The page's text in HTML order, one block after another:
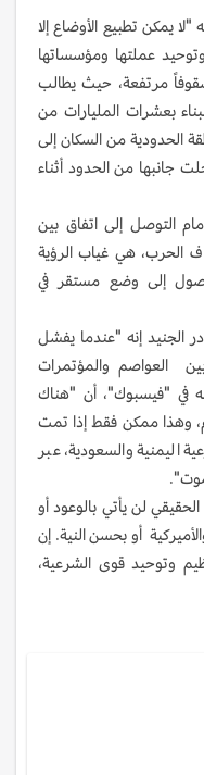
يمكن تطبيع الأوضاع إلا
عملتها ومؤسساتها
مرتفعة، حيث يطالب
بعشرات المليارات من
الحدودية من السكان إلى
جانبها من الحدود أثناء
التوصل إلى اتفاق بين
الحرب، هي غياب الرؤية
إلى وضع مستقر في
الجنيد إنه "عندما يفشل
العواصم والمؤتمرات
في "فيسبوك"، أن "هناك
وهذا ممكن فقط إذا تمت
اليمنية والسعودية، عبر
لن يأتي بالوعود أو
أو بحسن النية. إن
وتوحيد قوى الشرعية،